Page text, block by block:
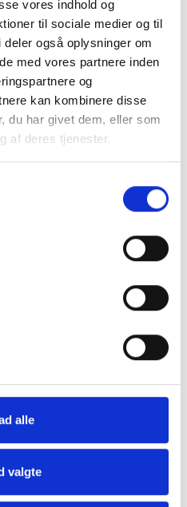
vores indhold og
til sociale medier og til
også oplysninger om
med vores partnere inden
og
kan kombinere disse
du har givet dem, eller som
af deres tjenester.
alle
valgte
KING LOUIE LOGO
149,00DKK
pack Logo
Skostr. 35-38
Skostr. 39-42